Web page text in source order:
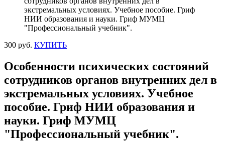
300 руб. КУПИТЬ
Особенности психических состояний
сотрудников органов внутренних дел в
экстремальных условиях. Учебное
пособие. Гриф НИИ образования и
науки. Гриф МУМЦ
"Профессиональный учебник".